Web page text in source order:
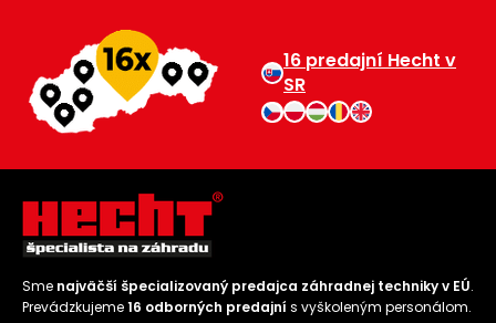
16 predajní Hecht v
SR
Sme najväčší špecializovaný predajca záhradnej techniky v EÚ.
Prevádzkujeme16 odborných predajní s vyškoleným personálom.